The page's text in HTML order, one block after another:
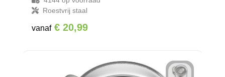
Roestvrij staal
vanaf € 20,99